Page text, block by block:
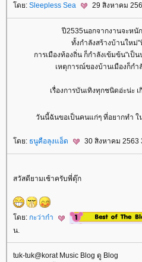
ดย: Sleepless Sea 29 สิงหาคม
ปี2535นอกจากงานจะหนั
ทั้งกำลังสร้างบ้านใหม่
การเมืองท้องถิ่น ก็กำลังเข้มข้น"เป็
เหตุการณ์ของบ้านเมืองก็ก
เรื่องการบันเทิงทุกชนิดอ่ะน่ะ
วันนี้ฉันขอเป็นคนแก่ๆ ที่อยากทำ ใ
ดย: ธนูคือลุงแอ็ด 30 สิงหาคม 2563
สวัสดียามเช้าครับพี่ตุ๊ก
ดย: กะว่าก๋า
น.
tuk-tuk@korat Music Blog ดู Blog